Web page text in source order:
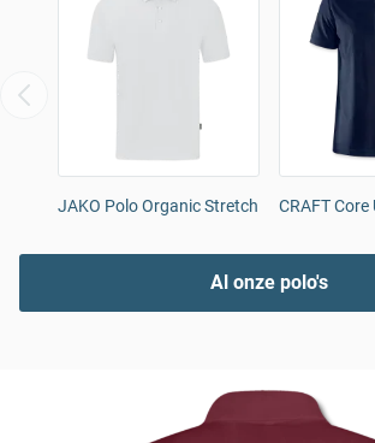
JAKO Polo Organic Stretch CRAFT
Al onze polo's